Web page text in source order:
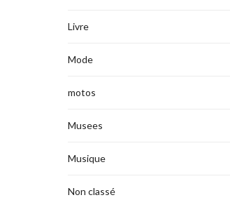
Livre
Mode
motos
Musees
Musique
Non classé